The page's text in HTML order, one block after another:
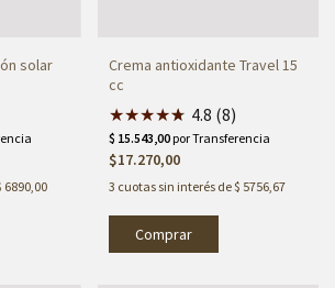
solar
6890,00
Crema antioxidante Travel 15
cc
★★★★★
★ 4.8 (8)
$17.270,00
3 cuotas sin interés de$ 5756,67